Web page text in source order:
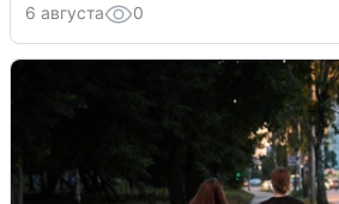
6 августа 0